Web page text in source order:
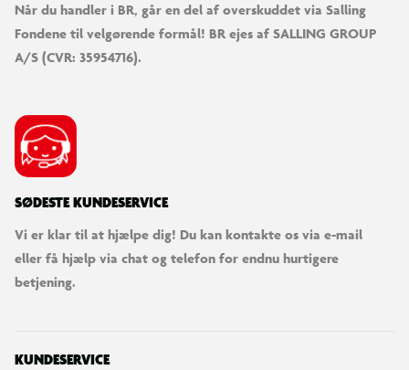
Når du handler i BR, går en del af overskuddet via Salling
Fondene til velgørende formål! BR ejes af SALLING GROUP
A/S (CVR: 35954716).
SØDESTE KUNDESERVICE
Vi er klar til at hjælpe dig! Du kan kontakte os via e-mail
eller få hjælp via chat og telefon for endnu hurtigere
betjening.
KUNDESERVICE